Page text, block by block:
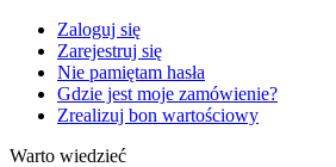
Zaloguj się
Zarejestruj się
Nie pamiętam hasła
Gdzie jest moje zamówienie?
Zrealizuj bon wartościowy
Warto wiedzieć